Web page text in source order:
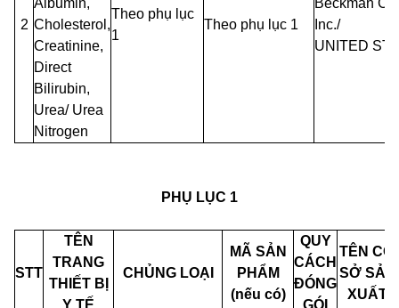
2
Albumin,
Cholesterol,
Creatinine,
Direct
Bilirubin,
Urea/ Urea
Nitrogen
Theo phụ lục
1
Theo phụ lục 1
Beckman
Inc./
UNITED
PHỤ LỤC 1
STT
TÊN
TRANG
THIẾT BỊ
Y TẾ
CHỦNG LOẠI
MÃ SẢN
PHẨM
(nếu có)
QUY
CÁCH
ĐÓNG
GÓI
TÊN CƠ
SỞ SẢN
XUẤT